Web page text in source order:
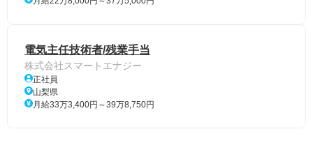
電気主任技術者/残業手当
株式会社スマートエナジー
正社員
山梨県
月給33万3,400円～39万8,750円